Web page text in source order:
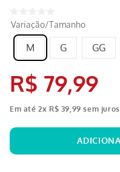
Variação/Tamanho
M G GG
R$ 79,99
Em até2x R$ 39 99 sem juros